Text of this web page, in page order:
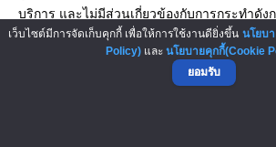
บริการ และไม่มีส่วนเกี่ยวข้องกับการกระทำดัง
รับผิดชอบใดๆ และไม่สามารถนำไปอ้างอิงทาง
วิจารณญาณและดุลยพินิจ ก่อนโอนเงินชำระค่
เว็บไซต์มีการจัดเก็บคุกกี้ เพื่อให้การใช้งานดียิ่งขึ้น นโยบ
Policy)และ นโยบายคุกกี้(Cookie
ยอมรับ